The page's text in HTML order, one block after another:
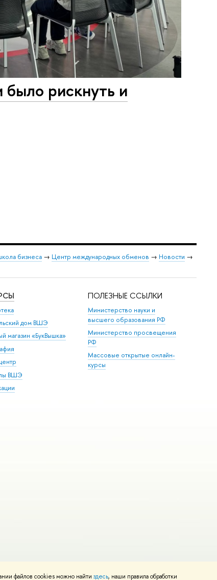
файлов cookies можно найти здесь, наши правила обработки
рискнуть и
бизнеса → Центр международных обменов → Новости →
дом ВШЭ
магазин «БукВышка»
ВШЭ
ПОЛЕЗНЫЕ ССЫЛКИ
Министерство науки и
высшего образования РФ
Министерство просвещения
РФ
Массовые открытые онлайн-
курсы
сайта